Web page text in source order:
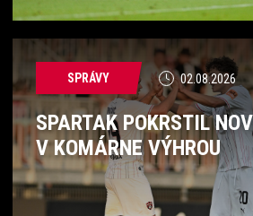
SPRÁVY 02.08.2026
SPARTAK POKRSTIL
V KOMÁRNE VÝHROU